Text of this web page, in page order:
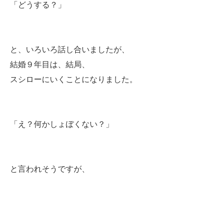
「どうする？」
と、いろいろ話し合いましたが、
結婚９年目は、結局、
スシローにいくことになりました。
「え？何かしょぼくない？」
と言われそうですが、